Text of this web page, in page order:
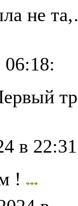
не
06:18:
в 22:31
!